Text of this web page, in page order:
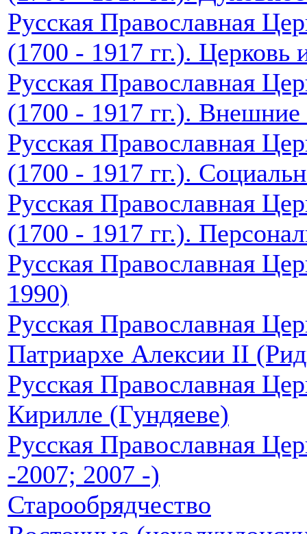
Русская Православная
(1700 - 1917 гг.). Церковь
Русская Православная
(1700 - 1917 гг.). Внешние
Русская Православная
(1700 - 1917 гг.).
Русская Православная
(1700 - 1917 гг.).
Русская Православная
1990)
Русская Православная
Патриархе Алексии II
Русская Православная
Кирилле (Гундяеве)
Русская Православная
-2007; 2007 -)
Старообрядчество